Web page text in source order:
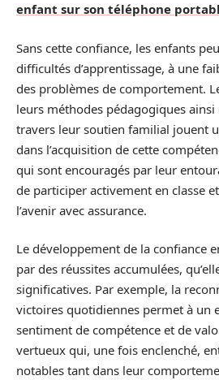
enfant sur son téléphone
Sans cette confiance, les enfants
difficultés d’apprentissage, à une
des problèmes de comportement.
leurs méthodes pédagogiques ainsi
travers leur soutien familial jouent
dans l’acquisition de cette
qui sont encouragés par leur
de participer activement en classe
l’avenir avec assurance.
Le développement de la confiance
par des réussites accumulées,
significatives. Par exemple, la
victoires quotidiennes permet à un
sentiment de compétence et de
vertueux qui, une fois enclenché,
notables tant dans leur